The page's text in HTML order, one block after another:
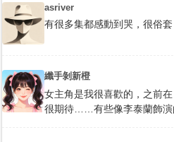
asriver
有很多集都感動到哭，很俗
纖手剝新橙
女主角是我很喜歡的，之前
很期待……有些像李泰蘭飾演